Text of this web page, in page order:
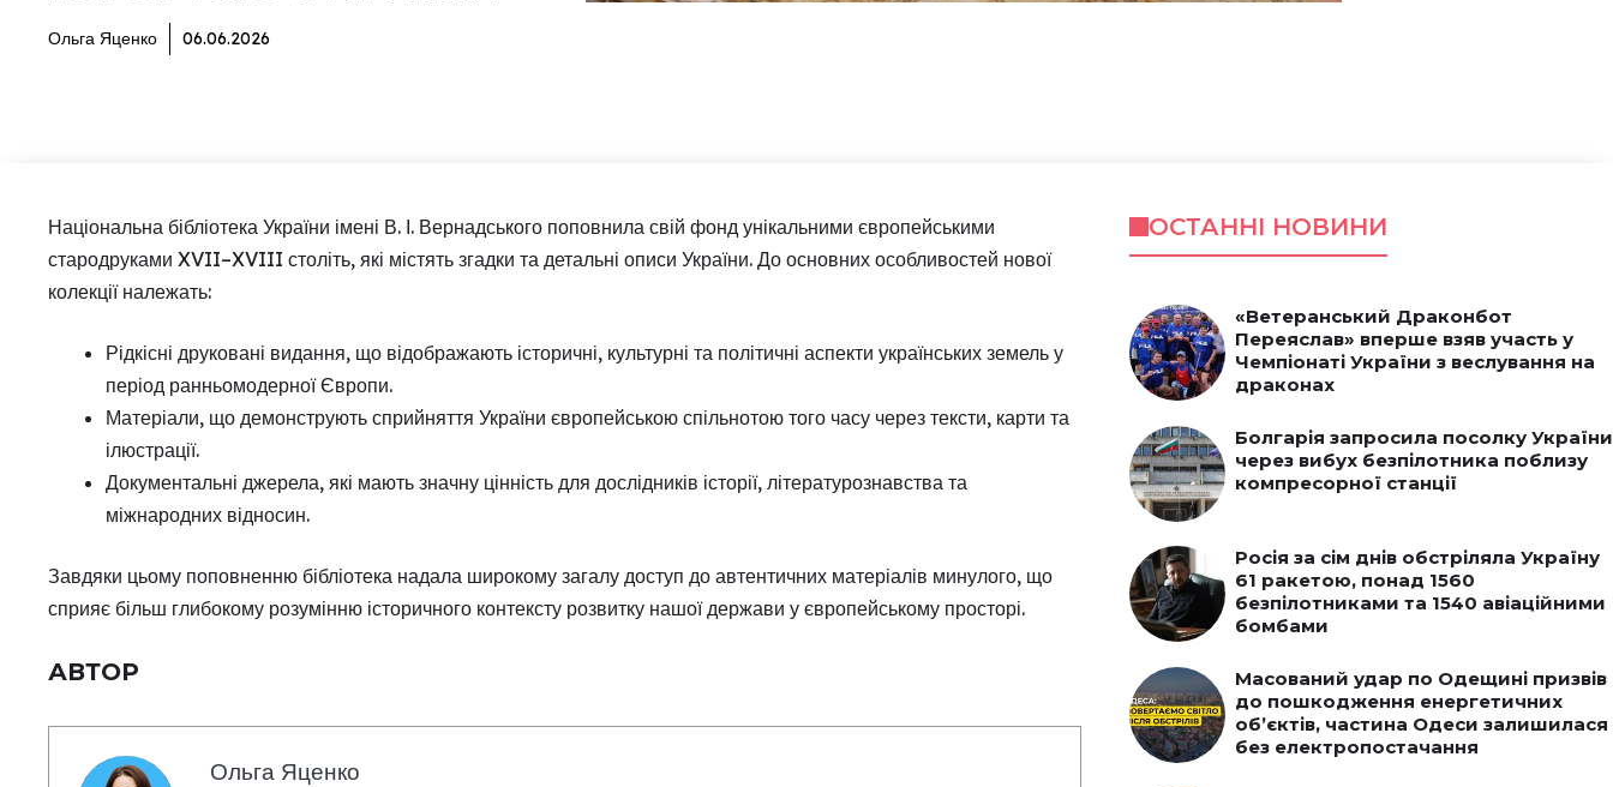
Ольга Яценко 06.06.2026
Національна бібліотека України імені В. І. Вернадського поповнила свій фонд унікальними європейськими
стародруками XVII–XVIII століть, які містять згадки та детальні описи України. До основних особливостей нової
колекції належать:
Рідкісні друковані видання, що відображають історичні, культурні та політичні аспекти українських земель у
період ранньомодерної Європи.
Матеріали, що демонструють сприйняття України європейською спільнотою того часу через тексти, карти та
ілюстрації.
Документальні джерела, які мають значну цінність для дослідників історії, літературознавства та
міжнародних відносин.
Завдяки цьому поповненню бібліотека надала широкому загалу доступ до автентичних матеріалів минулого, що
сприяє більш глибокому розумінню історичного контексту розвитку нашої держави у європейському просторі.
АВТОР
Ольга Яценко
ОСТАННІ НОВИНИ
«Ветеранський Драконбот
Переяслав» вперше взяв участь у
Чемпіонаті України з веслування на
драконах
Болгарія запросила посолку України
через вибух безпілотника поблизу
компресорної станції
Росія за сім днів обстріляла Україну
61 ракетою, понад 1560
безпілотниками та 1540 авіаційними
бомбами
Масований удар по Одещині призвів
до пошкодження енергетичних
об’єктів, частина Одеси залишилася
без електропостачання